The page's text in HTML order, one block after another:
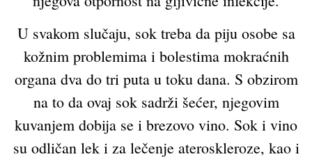
U svakom slučaju, sok treba da piju osobe sa
kožnim problemima i bolestima mokraćnih
organa dva do tri puta u toku dana. S obzirom
na to da ovaj sok sadrži šećer, njegovim
kuvanjem dobija se i brezovo vino. Sok i vino
su odličan lek i za lečenje ateroskleroze, kao i